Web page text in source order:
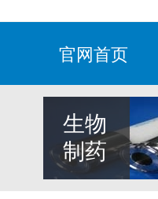
官网首页
生物
制药